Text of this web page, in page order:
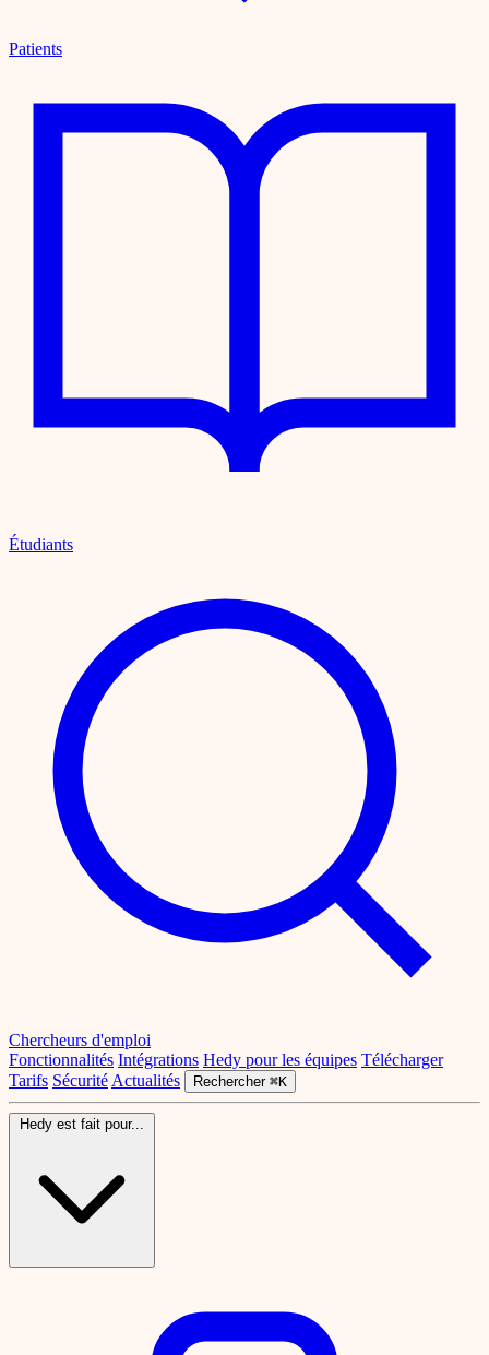
Patients
Étudiants
Chercheurs d'emploi
Fonctionnalités Intégrations Hedy pour les équipes Télécharger
Tarifs Sécurité Actualités Rechercher ⌘K
Hedy est fait pour...